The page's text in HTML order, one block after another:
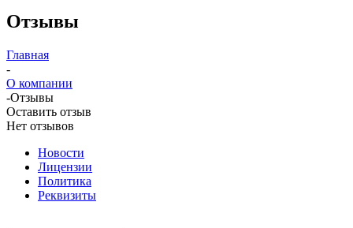
Отзывы
Главная
-
О компании
-Отзывы
Оставить отзыв
Нет отзывов
Новости
Лицензии
Политика
Реквизиты